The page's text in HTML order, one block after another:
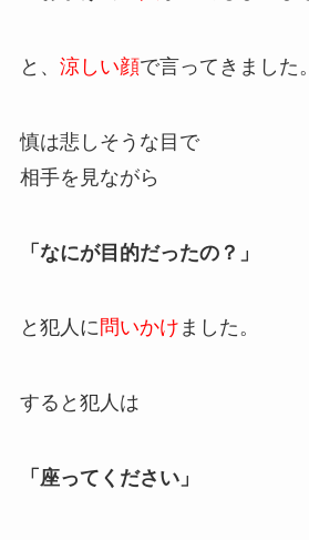
と、 涼しい顔で言ってきました。
慎は悲しそうな目で
相手を見ながら
「なにが目的だったの？」
と犯人に問いかけ ました。
すると犯人は
「座ってください」